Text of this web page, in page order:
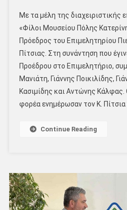
Με τα μέλη της διαχειριστικής
«Φίλοι Μουσείου Πόλης
Πρόεδρος του Επιμελητηρίου
Πίτσιας. Στη συνάντηση που
Προέδρου στο Επιμελητήριο,
Μανιάτη, Γιάννης Ποικιλίδης,
Κασιμίδης και Αντώνης
φορέα ενημέρωσαν τον Κ. Πίτσια
Continue Reading